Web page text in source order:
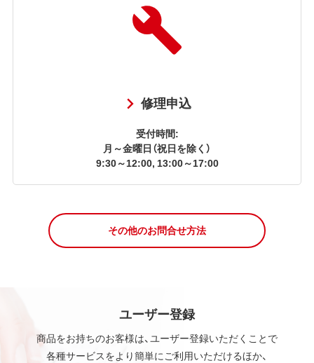
修理申込
受付時間:
月～金曜日（祝日を除く）
9:30～12:00, 13:00～17:00
その他のお問合せ方法
ユーザー登録
商品をお持ちのお客様は、ユーザー登録いただくことで
各種サービスをより簡単にご利用いただけるほか、